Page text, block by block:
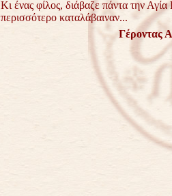
Κι ένας φίλος, διάβαζε πάντα την
περισσότερο καταλάβαιναν...
Γέροντας